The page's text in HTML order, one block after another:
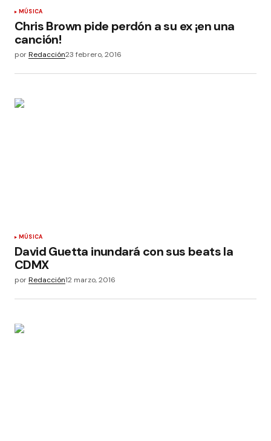
MÚSICA
Chris Brown pide perdón a su ex ¡en una
canción!
porRedacción23 febrero, 2016
MÚSICA
David Guetta inundará con sus beats la
CDMX
porRedacción12 marzo, 2016